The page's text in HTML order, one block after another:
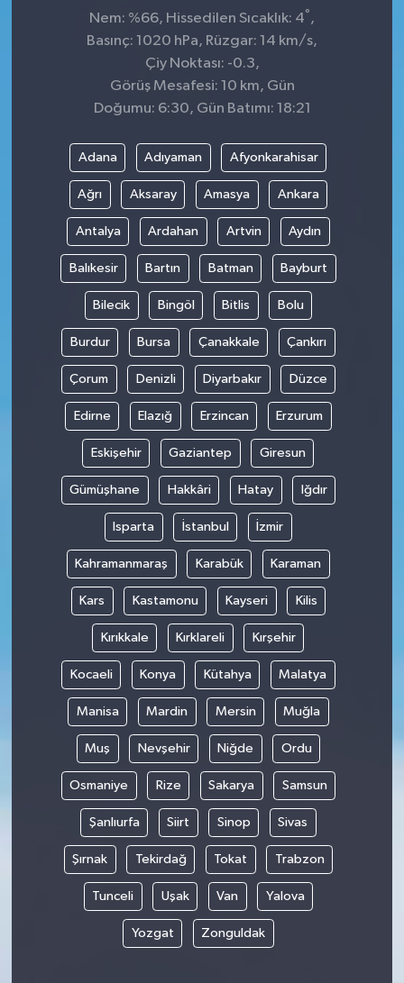
Nem: %66, Hissedilen Sıcaklık: 4°,
Basınç: 1020 hPa, Rüzgar: 14 km/s,
Çiy Noktası: -0.3,
Görüş Mesafesi: 10 km, Gün
Doğumu: 6:30, Gün Batımı: 18:21
Adana Adıyaman Afyonkarahisar
Ağrı Aksaray Amasya Ankara
Antalya Ardahan Artvin Aydın
Balıkesir Bartın Batman Bayburt
Bilecik Bingöl Bitlis Bolu
Burdur Bursa Çanakkale Çankırı
Çorum Denizli Diyarbakır Düzce
Edirne Elazığ Erzincan Erzurum
Eskişehir Gaziantep Giresun
Gümüşhane Hakkâri Hatay Iğdır
Isparta İstanbul İzmir
Kahramanmaraş Karabük Karaman
Kars Kastamonu Kayseri Kilis
Kırıkkale Kırklareli Kırşehir
Kocaeli Konya Kütahya Malatya
Manisa Mardin Mersin Muğla
Muş Nevşehir Niğde Ordu
Osmaniye Rize Sakarya Samsun
Şanlıurfa Siirt Sinop Sivas
Şırnak Tekirdağ Tokat Trabzon
Tunceli Uşak Van Yalova
Yozgat Zonguldak